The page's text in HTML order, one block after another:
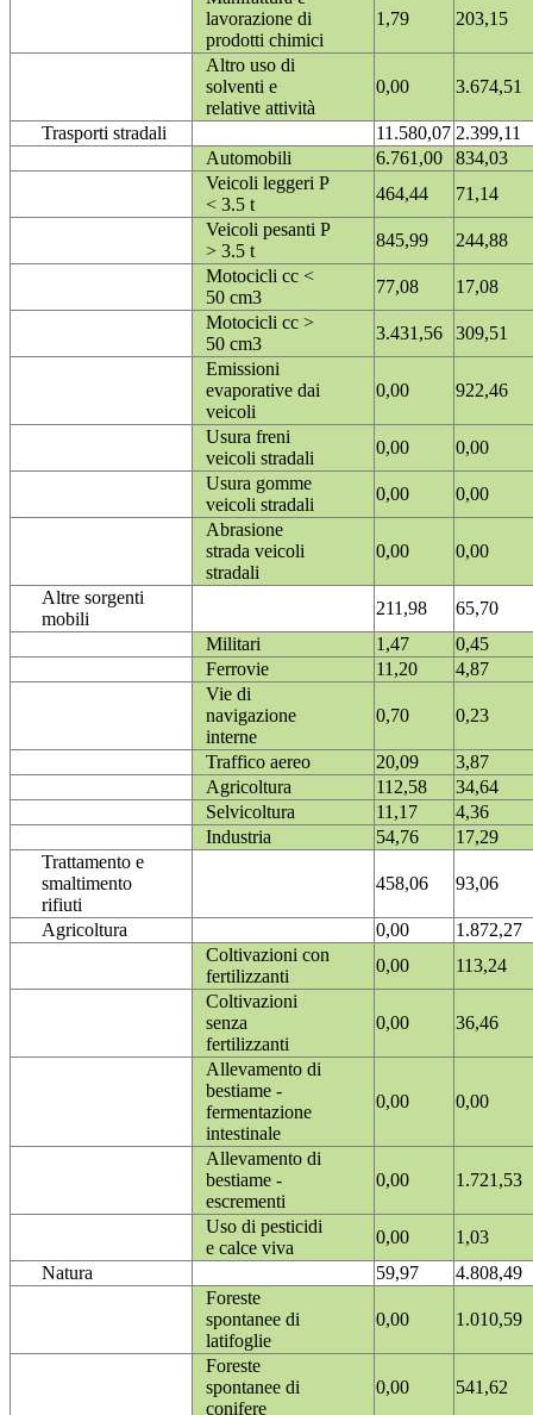
lavorazione di
prodotti chimici
1,79 203,15
Altro uso di
solventi e
relative attività
0,00 3.674,51
Trasporti stradali 11.580,07 2.399,11
Automobili
6.761,00
834,03
Veicoli leggeri P
< 3.5 t
464,44
71,14
Veicoli pesanti P
> 3.5 t
845,99
244,88
Motocicli cc <
50 cm3
77,08
17,08
Motocicli cc >
50 cm3
3.431,56
309,51
Emissioni
evaporative dai
veicoli
0,00 922,46
Usura freni
veicoli stradali
0,00
0,00
Usura gomme
veicoli stradali
0,00
0,00
Abrasione
strada veicoli
stradali
0,00 0,00
Altre sorgenti
mobili
211,98
65,70
Militari
1,47
0,45
Ferrovie
11,20
4,87
Vie di
navigazione
interne
0,70 0,23
Traffico aereo 20,09
3,87
Agricoltura
112,58
34,64
Selvicoltura
11,17
4,36
Industria
54,76
17,29
Trattamento e
smaltimento
rifiuti
458,06 93,06
Agricoltura 0,00
1.872,27
Coltivazioni con
fertilizzanti
0,00
113,24
Coltivazioni
senza
fertilizzanti
0,00 36,46
Allevamento di
bestiame -
fermentazione
intestinale
0,00 0,00
Allevamento di
bestiame -
escrementi
0,00 1.721,53
Uso di pesticidi
e calce viva
0,00
1,03
Natura
59,97
4.808,49
Foreste
spontanee di
latifoglie
0,00 1.010,59
Foreste
spontanee di
conifere
0,00 541,62